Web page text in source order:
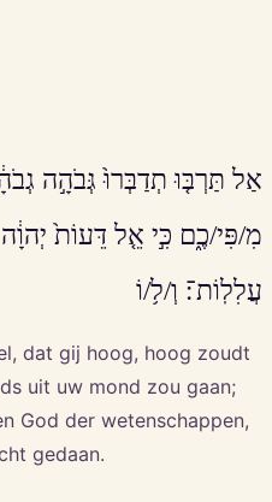
אַל תַּרְבּ֤וּ תְדַבְּרוּ֙ גְּבֹהָ֣ה
מִ/פִּי/כֶ֑ם כִּ֣י אֵ֤ל דֵּעוֹת֙ יְהוָ֔ה
עֲלִלֽוֹת־׃ וְ/ל֥/וֹ
dat gij hoog, hoog zoudt
uit uw mond zou gaan;
God der wetenschappen,
gedaan.